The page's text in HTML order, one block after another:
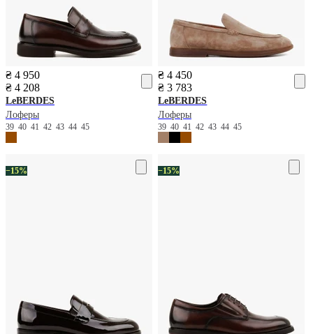
₴ 4 950
₴ 4 208
LeBERDES
Лоферы
39 40 41 42 43 44 45
₴ 4 450
₴ 3 783
LeBERDES
Лоферы
39404142434445
−15% −15%